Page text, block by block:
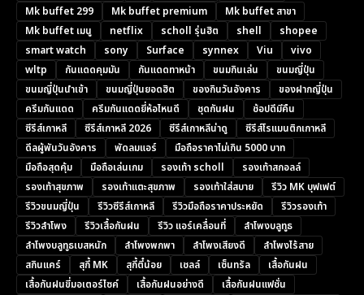
Mk buffet 299
Mk buffet premium
Mk buffet สาขา
Mk buffet เมนู
netflix scholl รุ่นฮิต shell
shopee
smart watch
sony Surface synnex Viu
vivo
wltp
กันแดดคุมมัน กันแดดทาหน้า ขนมกินเล่น
ขนมญี่ปุ่น
ขนมญี่ปุ่นนำเข้า
ขนมญี่ปุ่นยอดฮิต ของกินวันอังคาร
ของฝากญี่ปุ่น
ครีมกันแดด
ครีมกันแดดยี่ห้อไหนดี ชุดกันฝน
ช้อปดีมีคืน
ซีรีส์เกาหลี
ซีรีส์เกาหลี 2026 ซีรีส์เกาหลีน่าดู
ซีรีส์โรแมนติกเกาหลี
ดีลผู้พันวันอังคาร
พัดลมแอร์
มือถือราคาไม่เกิน 5000 บาท
มือถือสุดคุ้ม
มือถือเล่นเกม รองเท้า scholl
รองเท้าสกอลล์
รองเท้าสุขภาพ
รองเท้าแตะสุขภาพ รองเท้าใส่สบาย
รีวิว MK บุฟเฟต์
รีวิวขนมญี่ปุ่น
รีวิวซีรีส์เกาหลี รีวิวมือถือราคาประหยัด
รีวิวรองเท้า
รีวิวลำโพง
รีวิวเสื้อกันฝน รีวิว แอร์เคลื่อนที่
ลำโพงบลูทูธ
ลำโพงบลูทูธเบสหนัก
ลำโพงพกพา ลำโพงเสียงดี
ลำโพงไร้สาย
สกินแคร์
สุกี้ MK สุกี้ตี๋น้อย เชลล์ เซ็นทรัล
เสื้อกันฝน
เสื้อกันฝนขี่มอเตอร์ไซค์
เสื้อกันฝนอย่างดี เสื้อกันฝนแฟชั่น